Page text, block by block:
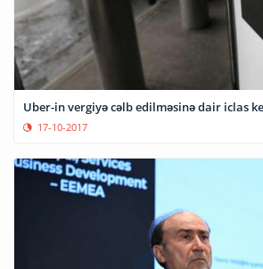
Uber-in vergiyə cəlb edilməsinə dair iclas
17-10-2017